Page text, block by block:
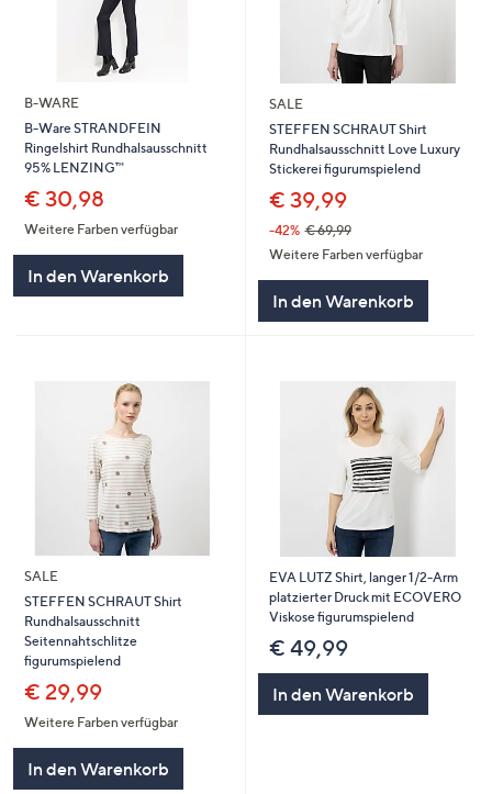
B-WARE
B-Ware STRANDFEIN
Ringelshirt Rundhalsausschnitt
95% LENZING™
€ 30,98
Weitere Farben verfügbar
In den Warenkorb
SALE
STEFFEN SCHRAUT Shirt
Rundhalsausschnitt Love Luxury
Stickerei figurumspielend
€ 39,99
-42% € 69,99
Weitere Farben verfügbar
In den Warenkorb
SALE
STEFFEN SCHRAUT Shirt
Rundhalsausschnitt
Seitennahtschlitze
figurumspielend
€ 29,99
Weitere Farben verfügbar
In den Warenkorb
EVA LUTZ Shirt, langer 1/2-Arm
platzierter Druck mit ECOVERO
Viskose figurumspielend
€ 49,99
In den Warenkorb